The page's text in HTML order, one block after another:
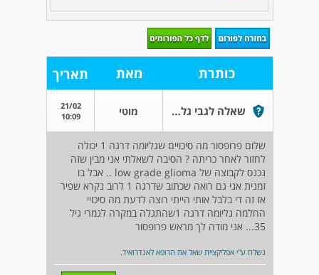
כותרת מאת תאריך
שאלה לגבי גליומה דרגה 1 בגיל 35 מוטי
21/02
10:09
שלום פרופסור מה סיכויים שגליומה דרגה 1 יכולה
לחזור לאחר כריתה ? הסיבה לשאלתי אני מבין שזה
נכנס לקבוצה של low grade glioma .. אבל בו
זמנית אני גם רואה שכתוב שדרגה 1 לרוב נקרא שפיר
אז זה די בלבל אותי הייתי רוצה לדעת מה סיכויי
החלמה גליומה דרגה 1שהתגלה במקרה לגמרי גיל
35... אני מודה לך מראש פרופסור
נשלח ע"י אפליקציית שאל את הרופא לאנדרואיד.